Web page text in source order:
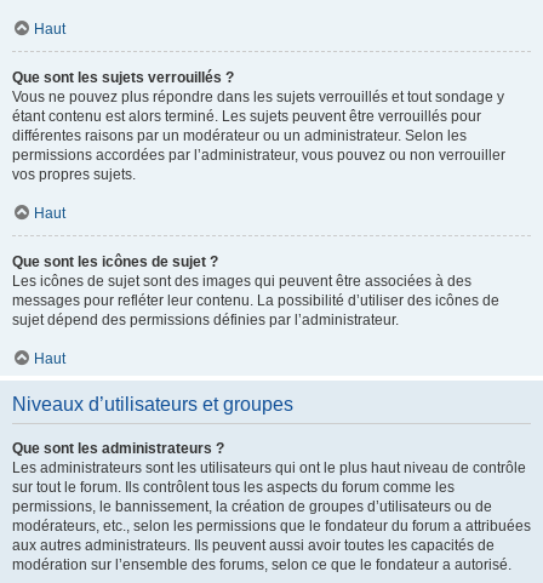
Haut
Que sont les sujets verrouillés ?
Vous ne pouvez plus répondre dans les sujets verrouillés et tout sondage y
étant contenu est alors terminé. Les sujets peuvent être verrouillés pour
différentes raisons par un modérateur ou un administrateur. Selon les
permissions accordées par l’administrateur, vous pouvez ou non verrouiller
vos propres sujets.
Haut
Que sont les icônes de sujet ?
Les icônes de sujet sont des images qui peuvent être associées à des
messages pour refléter leur contenu. La possibilité d’utiliser des icônes de
sujet dépend des permissions définies par l’administrateur.
Haut
Niveaux d’utilisateurs et groupes
Que sont les administrateurs ?
Les administrateurs sont les utilisateurs qui ont le plus haut niveau de contrôle
sur tout le forum. Ils contrôlent tous les aspects du forum comme les
permissions, le bannissement, la création de groupes d’utilisateurs ou de
modérateurs, etc., selon les permissions que le fondateur du forum a attribuées
aux autres administrateurs. Ils peuvent aussi avoir toutes les capacités de
modération sur l’ensemble des forums, selon ce que le fondateur a autorisé.